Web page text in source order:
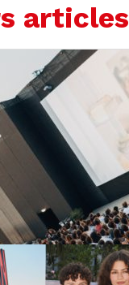
articles